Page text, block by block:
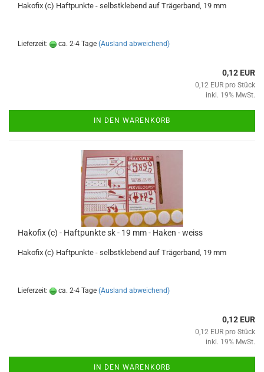
Hakofix (c) Haftpunkte - selbstklebend auf Trägerband, 19 mm
Lieferzeit: ca. 2-4 Tage (Ausland abweichend)
0,12 EUR
0,12 EUR pro Stück
inkl. 19% MwSt.
IN DEN WARENKORB
Hakofix (c) - Haftpunkte sk - 19 mm - Haken - weiss
Hakofix (c) Haftpunkte - selbstklebend auf Trägerband, 19 mm
Lieferzeit: ca. 2-4 Tage (Ausland abweichend)
0,12 EUR
0,12 EUR pro Stück
inkl. 19% MwSt.
IN DEN WARENKORB